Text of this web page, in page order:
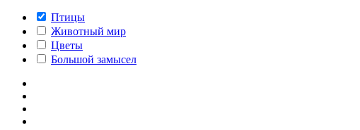
Птицы
Животный мир
Цветы
Большой замысел